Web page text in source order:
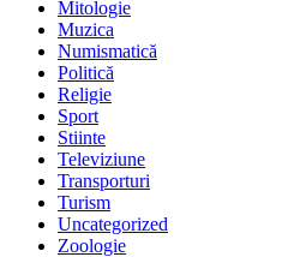
Mitologie
Muzica
Numismatică
Politică
Religie
Sport
Stiinte
Televiziune
Transporturi
Turism
Uncategorized
Zoologie